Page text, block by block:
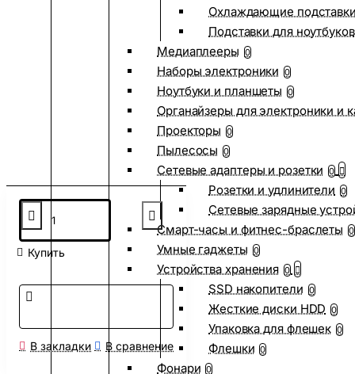
Охлаждающие
Подставки для ноутбуков
Медиаплееры 0
Наборы электроники 0
Ноутбуки и планшеты 0
Органайзеры для электроники и
Проекторы 0
Пылесосы 0
Сетевые адаптеры и розетки 0
Розетки и удлинители 0
Сетевые зарядные
Смарт-часы и фитнес-браслеты 0
Умные гаджеты 0
Устройства хранения 0
SSD накопители 0
Жесткие диски HDD 0
Упаковка для флешек 0
Флешки 0
Фонари 0
Купить
В закладки В сравнение